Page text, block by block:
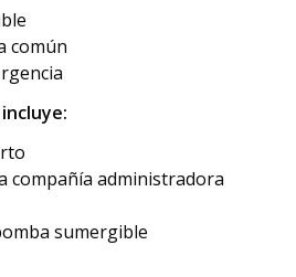
común
compañía administradora
sumergible